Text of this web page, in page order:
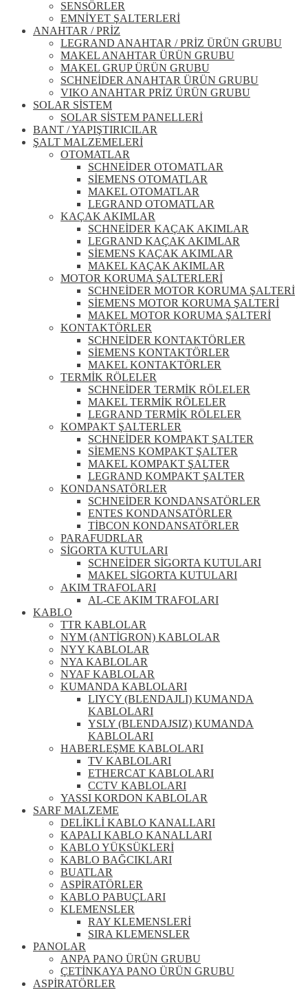
SENSÖRLER
EMNİYET ŞALTERLERİ
ANAHTAR / PRİZ
LEGRAND ANAHTAR / PRİZ ÜRÜN GRUBU
MAKEL ANAHTAR ÜRÜN GRUBU
MAKEL GRUP ÜRÜN GRUBU
SCHNEİDER ANAHTAR ÜRÜN GRUBU
VIKO ANAHTAR PRİZ ÜRÜN GRUBU
SOLAR SİSTEM
SOLAR SİSTEM PANELLERİ
BANT / YAPIŞTIRICILAR
ŞALT MALZEMELERİ
OTOMATLAR
SCHNEİDER OTOMATLAR
SİEMENS OTOMATLAR
MAKEL OTOMATLAR
LEGRAND OTOMATLAR
KAÇAK AKIMLAR
SCHNEİDER KAÇAK AKIMLAR
LEGRAND KAÇAK AKIMLAR
SİEMENS KAÇAK AKIMLAR
MAKEL KAÇAK AKIMLAR
MOTOR KORUMA ŞALTERLERİ
SCHNEİDER MOTOR KORUMA ŞALTERİ
SİEMENS MOTOR KORUMA ŞALTERİ
MAKEL MOTOR KORUMA ŞALTERİ
KONTAKTÖRLER
SCHNEİDER KONTAKTÖRLER
SİEMENS KONTAKTÖRLER
MAKEL KONTAKTÖRLER
TERMİK RÖLELER
SCHNEİDER TERMİK RÖLELER
MAKEL TERMİK RÖLELER
LEGRAND TERMİK RÖLELER
KOMPAKT ŞALTERLER
SCHNEİDER KOMPAKT ŞALTER
SİEMENS KOMPAKT ŞALTER
MAKEL KOMPAKT ŞALTER
LEGRAND KOMPAKT ŞALTER
KONDANSATÖRLER
SCHNEİDER KONDANSATÖRLER
ENTES KONDANSATÖRLER
TİBCON KONDANSATÖRLER
PARAFUDRLAR
SİGORTA KUTULARI
SCHNEİDER SİGORTA KUTULARI
MAKEL SİGORTA KUTULARI
AKIM TRAFOLARI
AL-CE AKIM TRAFOLARI
KABLO
TTR KABLOLAR
NYM (ANTİGRON) KABLOLAR
NYY KABLOLAR
NYA KABLOLAR
NYAF KABLOLAR
KUMANDA KABLOLARI
LIYCY (BLENDAJLI) KUMANDA
KABLOLARI
YSLY (BLENDAJSIZ) KUMANDA
KABLOLARI
HABERLEŞME KABLOLARI
TV KABLOLARI
ETHERCAT KABLOLARI
CCTV KABLOLARI
YASSI KORDON KABLOLAR
SARF MALZEME
DELİKLİ KABLO KANALLARI
KAPALI KABLO KANALLARI
KABLO YÜKSÜKLERİ
KABLO BAĞCIKLARI
BUATLAR
ASPİRATÖRLER
KABLO PABUÇLARI
KLEMENSLER
RAY KLEMENSLERİ
SIRA KLEMENSLER
PANOLAR
ANPA PANO ÜRÜN GRUBU
ÇETİNKAYA PANO ÜRÜN GRUBU
ASPİRATÖRLER